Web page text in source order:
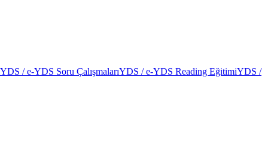
YDS / e-YDS Soru ÇalışmalarıYDS / e-YDS Reading EğitimiYDS /